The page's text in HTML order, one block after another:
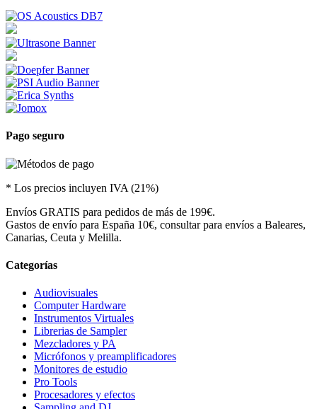
Pago seguro
* Los precios incluyen IVA (21%)
Envíos GRATIS para pedidos de más de 199€.
Gastos de envío para España 10€, consultar para envíos a Baleares,
Canarias, Ceuta y Melilla.
Categorías
Audiovisuales
Computer Hardware
Instrumentos Virtuales
Librerias de Sampler
Mezcladores y PA
Micrófonos y preamplificadores
Monitores de estudio
Pro Tools
Procesadores y efectos